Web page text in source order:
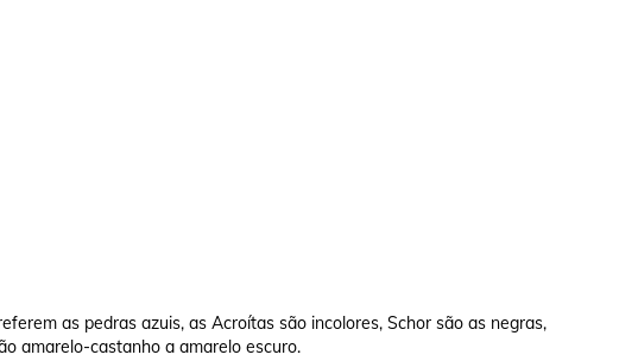
as pedras azuis, as Acroítas são incolores, Schor são as negras,
amarelo-castanho a amarelo escuro.